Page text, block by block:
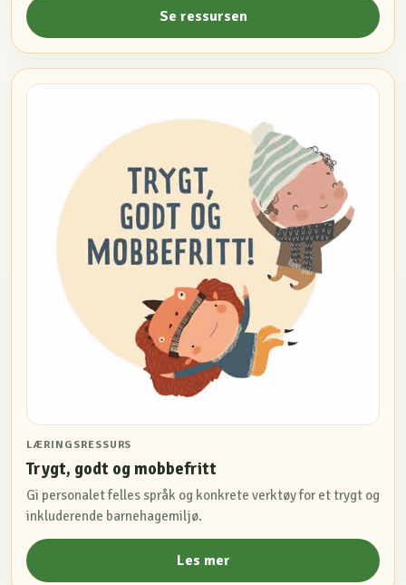
Se ressursen
LÆRINGSRESSURS
Trygt, godt og mobbefritt
Gi personalet felles språk og konkrete verktøy for et trygt og
inkluderende barnehagemiljø.
Les mer